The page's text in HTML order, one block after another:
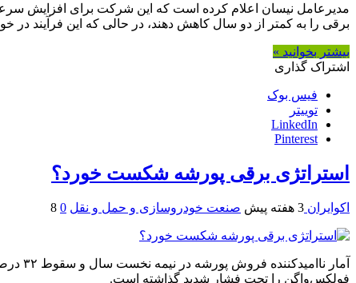
مدیرعامل نیسان اعلام کرده است که این شرکت برای افزایش
برقی را به کمتر از دو سال کاهش دهند، در حالی که این فرآیند در
بیشتر بخوانید »
اشتراک گذاری
فیس بوک
توییتر
LinkedIn
Pinterest
استراتژی برقی پورشه شکست خورد؟
اکوایران 3 هفته پیش صنعت خودروسازی و حمل و نقل 0
8
فولکس‌واگن را تحت فشار شدید گذاشته است.